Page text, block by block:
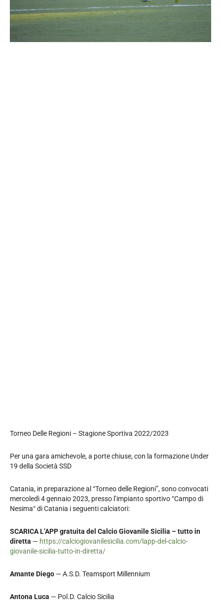
Torneo Delle Regioni – Stagione Sportiva 2022/2023
Per una gara amichevole, a porte chiuse, con la formazione Under
19 della Società SSD
Catania, in preparazione al “Torneo delle Regioni”, sono convocati
mercoledì 4 gennaio 2023, presso l’impianto sportivo “Campo di
Nesima“ di Catania i seguenti calciatori:
SCARICA L’APP gratuita del Calcio Giovanile Sicilia – tutto in
diretta — https://calciogiovanilesicilia.com/lapp-del-calcio-
giovanile-sicilia-tutto-in-diretta/
Amante Diego — A.S.D. Teamsport Millennium
Antona Luca — Pol.D. Calcio Sicilia